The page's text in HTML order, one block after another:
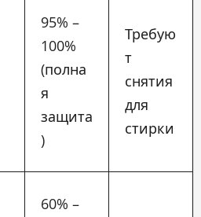
95% –
100%
(полна
я
защита
)
Требую
т
снятия
для
стирки
60% –